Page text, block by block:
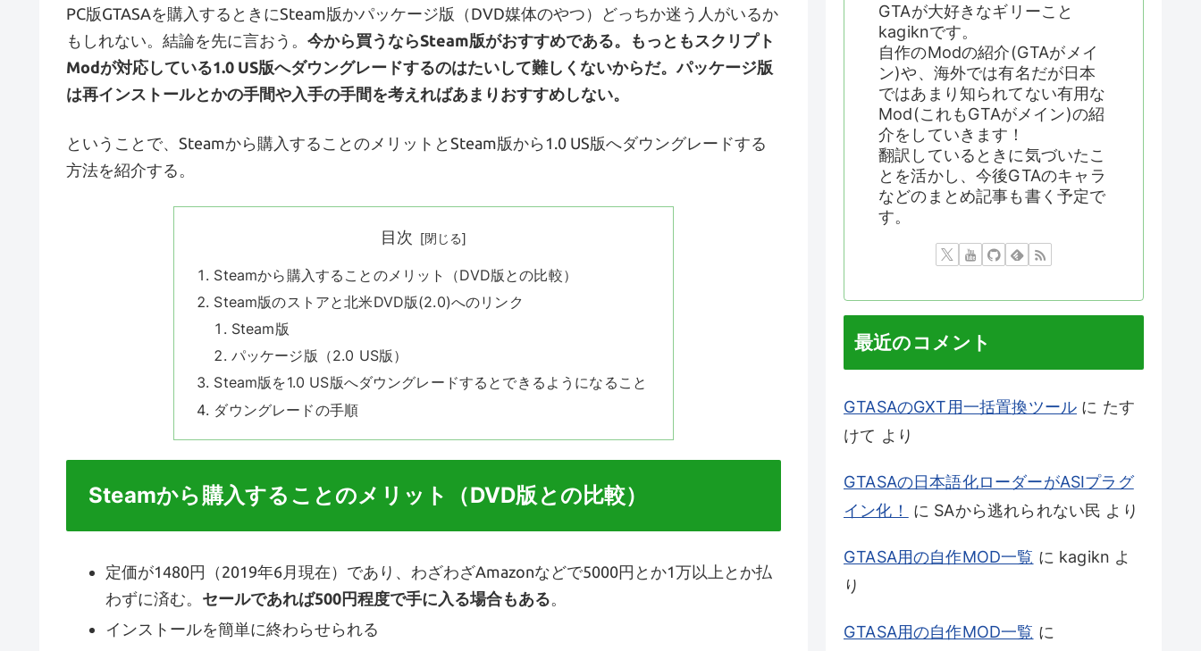
PC版GTASAを購入するときにSteam版かパッケージ版（DVD媒体のやつ）どっちか迷う人がいるか
もしれない。結論を先に言おう。 今から買うならSteam版がおすすめである。もっともスクリプト
Modが対応している1.0 US版へダウングレードするのはたいして難しくないからだ。パッケージ版
は再インストールとかの手間や入手の手間を考えればあまりおすすめしない。
ということで、Steamから購入することのメリットとSteam版から1.0 US版へダウングレードする
方法を紹介する。
目次
Steamから購入することのメリット（DVD版との比較）
Steam版のストアと北米DVD版(2.0)へのリンク
Steam版
パッケージ版（2.0 US版）
Steam版を1.0 US版へダウングレードするとできるようになること
ダウングレードの手順
Steamから購入することのメリット（DVD版との比較）
定価が1480円（2019年6月現在）であり、わざわざAmazonなどで5000円とか1万以上とか払
わずに済む。 セールであれば500円程度で手に入る場合もある。
インストールを簡単に終わらせられる
GTAが大好きなギリーこと
kagiknです。
自作のModの紹介(GTAがメイ
ン)や、海外では有名だが日本
ではあまり知られてない有用な
Mod(これもGTAがメイン)の紹
介をしていきます！
翻訳しているときに気づいたこ
とを活かし、今後GTAのキャラ
などのまとめ記事も書く予定で
す。
最近のコメント
GTASAのGXT用一括置換ツール に たす
けて より
GTASAの日本語化ローダーがASIプラグ
イン化！
に SAから逃れられない民 より
GTASA用の自作MOD一覧 に kagikn よ
り
GTASA用の自作MOD一覧 に